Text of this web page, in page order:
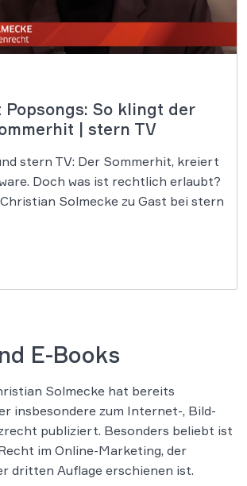
Popsongs: So klingt der
| stern TV
stern TV: Der Sommerhit, kreiert
Doch was ist rechtlich erlaubt?
Solmecke zu Gast bei stern
E-Books
Solmecke hat bereits
insbesondere zum Internet-, Bild-
publiziert. Besonders beliebt ist
im Online-Marketing, der
dritten Auflage erschienen ist.